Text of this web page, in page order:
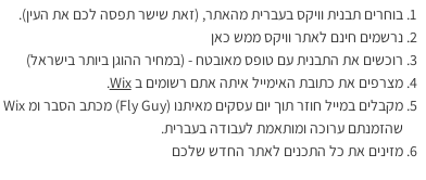
בוחרים תבנית וויקס בעברית מהאתר, (זאת שישר תפסה לכם את העין).
נרשמים חינם לאתר וויקס ממש כאן
רוכשים את התבנית עם טופס מאובטח - (במחיר ההוגן ביותר בישראל)
מצרפים את כתובת האימייל איתה אתם רשומים בWix
.
מקבלים במייל חוזר תוך יום עסקים מאיתנו (Fly Guy) מכתב הסבר ומWix
שהזמנתם ערוכה ומותאמת לעבודה בעברית.
מזינים את כל התכנים לאתר החדש שלכם